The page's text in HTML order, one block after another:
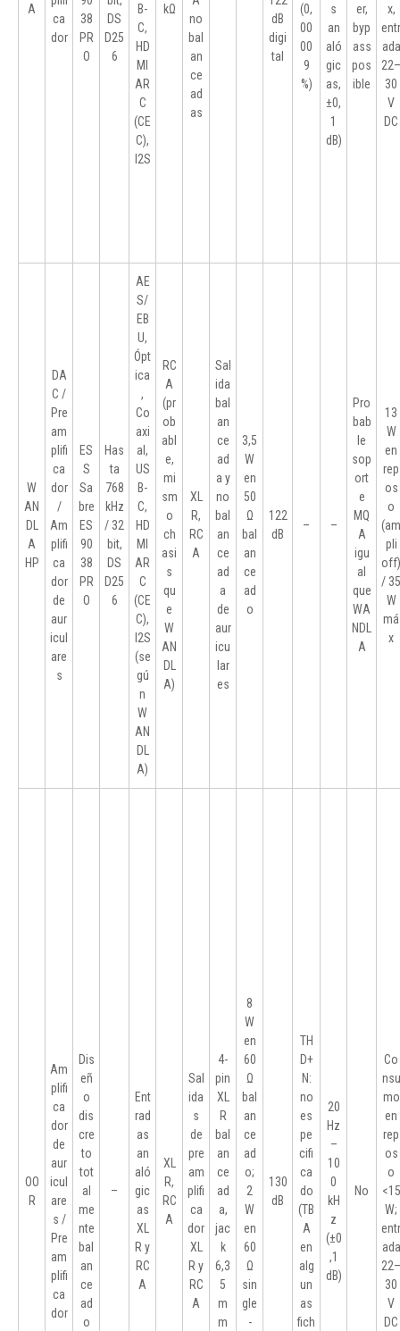
A
ca
dor
38
PR
O
DS
D25
6
B-
C,
HD
MI
AR
C
(CE
C),
I2S
kΩ
no
bal
an
ce
ad
as
dB
digi
tal
(0,
00
00
9
%)
s
an
aló
gic
as,
±0,
1
dB)
er,
byp
ass
pos
ible
x,
entr
ada
22–
30
V
DC
W
AN
DL
A
HP
DA
C /
Pre
am
plifi
ca
dor
/
Am
plifi
ca
dor
de
aur
icul
are
s
ES
S
Sa
bre
ES
90
38
PR
O
Has
ta
768
kHz
/ 32
bit,
DS
D25
6
AE
S/
EB
U,
Ópt
ica
,
Co
axi
al,
US
B-
C,
HD
MI
AR
C
(CE
C),
I2S
(se
gú
n
W
AN
DL
A)
RC
A
(pr
ob
abl
e,
mi
sm
o
ch
asi
s
qu
e
W
AN
DL
A)
XL
R,
RC
A
Sal
ida
bal
an
ce
ad
a y
no
bal
an
ce
ad
a
de
aur
icu
lar
es
3,5
W
en
50
Ω
bal
an
ce
ad
o
122
dB
– –
Pro
bab
le
sop
ort
e
MQ
A
igu
al
que
WA
NDL
A
13
W
en
rep
os
o
(am
pli
off)
/ 35
W
má
x
OO
R
Am
plifi
ca
dor
de
aur
icul
are
s /
Pre
am
plifi
ca
dor
Dis
eñ
o
dis
cre
to
tot
al
me
nte
bal
an
ce
ad
o
–
Ent
rad
as
an
aló
gic
as
XL
R y
RC
A
XL
R,
RC
A
Sal
ida
s
de
pre
am
plifi
ca
dor
XL
R y
RC
A
4-
pin
XL
R
bal
an
ce
ad
a,
jac
k
6,3
5
m
m
8
W
en
60
Ω
bal
an
ce
ad
o;
2
W
en
60
Ω
sin
gle
-
130
dB
TH
D+
N:
no
es
pe
cifi
ca
do
(TB
A
en
alg
un
as
fich
20
Hz
–
10
0
kH
z
(±0
,1
dB)
No
Co
nsu
mo
en
rep
os
o
<15
W;
entr
ada
22–
30
V
DC